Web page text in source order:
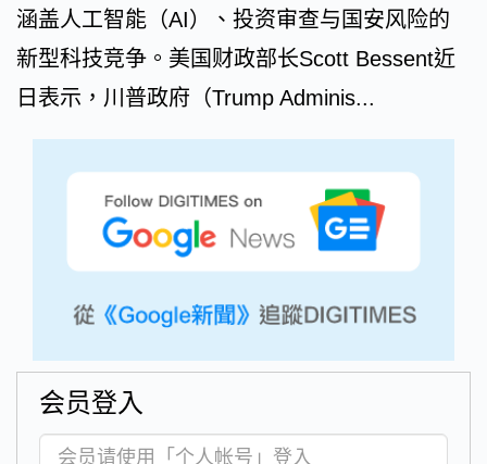
涵盖人工智能（AI）、投资审查与国安风险的
新型科技竞争。美国财政部长Scott Bessent近
日表示，川普政府（Trump Adminis...
会员登入